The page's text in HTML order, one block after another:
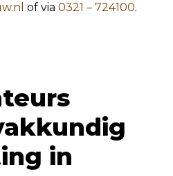
of via0321 – 724100.
in